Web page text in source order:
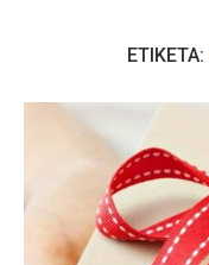
ΕΤΙΚΈΤΑ: